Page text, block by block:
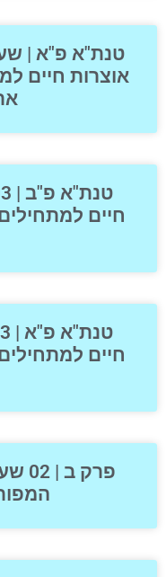
טנת"א פ"א |
אוצרות חיים
חיים
חיים
פרק ב |